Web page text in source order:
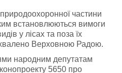
частини
встановлюються вимоги
у лісах та поза їх
Верховною Радою.
народним депутатам
5650 про